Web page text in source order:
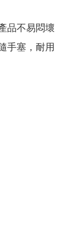
品不易悶壞
手塞，耐用